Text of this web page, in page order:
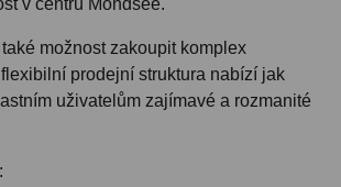
v centru Mondsee.
možnost zakoupit komplex
prodejní struktura nabízí jak
uživatelům zajímavé a rozmanité